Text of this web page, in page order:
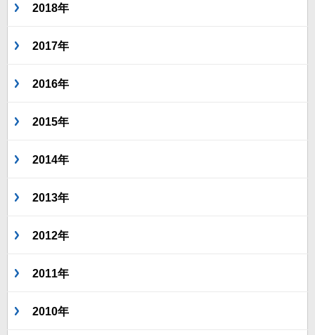
2018年
2017年
2016年
2015年
2014年
2013年
2012年
2011年
2010年